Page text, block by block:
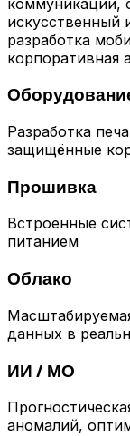
искусственный
разработка
корпоративная
Разработка
защищённые
Прошивка
Встроенные
питанием
Облако
данных в
ИИ / МО
аномалий,